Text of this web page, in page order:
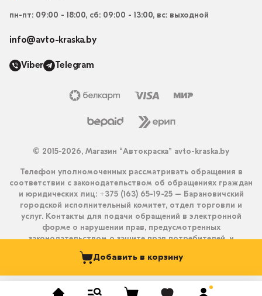
Добавить в корзину
пн-пт: 09:00 - 18:00, сб: 09:00 - 13:00, вс: выходной
info@avto-kraska.by
Viber Telegram
© 2015-2026, Магазин “Автокраска” avto-kraska.by
Телефон уполномоченных рассматривать обращения в
соответствии с законодательством об обращениях граждан
и юридических лиц: +375 (163) 65-19-25 – Барановичский
городской исполнительный комитет, отдел торговли и
услуг. Контакты для подачи обращений в электронной
форме о нарушении прав, предусмотренных
законодательством о защите прав потребителей, и
получения ответа на них: info@avto-kraska.by и
+375333550203 (Viber, Telegram).